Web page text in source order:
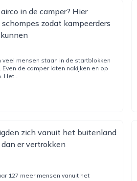
in de camper? Hier
zodat kampeerders
veel mensen staan in de startblokken
de camper laten nakijken en op
Het...
zich vanuit het buitenland
er vertrokken
127 meer mensen vanuit het